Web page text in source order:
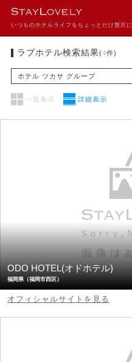
いつものホテルライフをちょっとだけ贅沢に
ラブホテル検索結果(4件)
ホテル ツカサ グループ
一覧表示 詳細表示
ODO HOTEL(オドホテル)
福岡県（福岡市西区）
オフィシャルサイトを見る